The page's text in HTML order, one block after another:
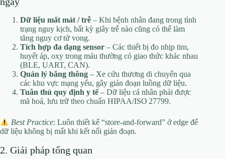
Dữ liệu mất mát / trễ – Khi bệnh nhân đang trong tình
trạng nguy kịch, bất kỳ giây trễ nào cũng có thể làm
tăng nguy cơ tử vong.
Tích hợp đa dạng sensor – Các thiết bị đo nhịp tim,
huyết áp, oxy trong máu thường có giao thức khác nhau
(BLE, UART, CAN).
Quản lý băng thông – Xe cứu thương di chuyển qua
các khu vực mạng yếu, gây gián đoạn luồng dữ liệu.
Tuân thủ quy định y tế– Dữ liệu cá nhân phải được
mã hoá, lưu trữ theo chuẩn HIPAA/ISO 27799.
Best Practice: Luôn thiết kế “store‑and‑forward” ở edge để
dữ liệu không bị mất khi kết nối gián đoạn.
2. Giải pháp tổng quan